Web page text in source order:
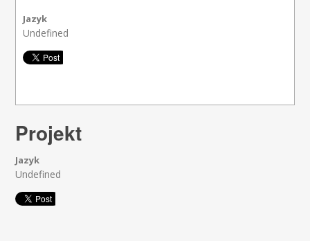
Jazyk
Undefined
Projekt
Jazyk
Undefined